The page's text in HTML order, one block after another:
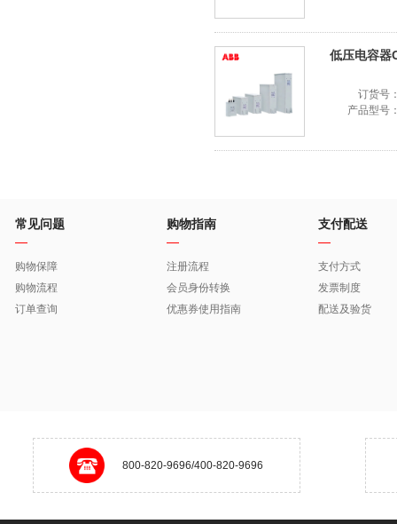
低压电容器
订货号
产品型号
常见问题
购物保障
购物流程
订单查询
购物指南
注册流程
会员身份转换
优惠券使用指南
支付配送
支付方式
发票制度
配送及验货
800-820-9696/400-820-9696